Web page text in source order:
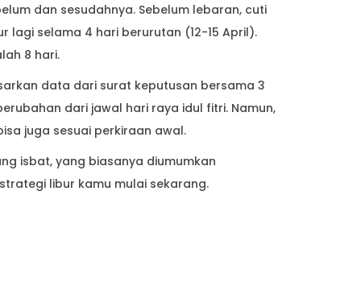
dan sesudahnya. Sebelum lebaran, cuti
lagi selama 4 hari berurutan (12-15 April).
8 hari.
data dari surat keputusan bersama 3
dari jawal hari raya idul fitri. Namun,
juga sesuai perkiraan awal.
isbat, yang biasanya diumumkan
libur kamu mulai sekarang.